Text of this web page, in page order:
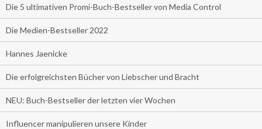
Die 5 ultimativen Promi-Buch-Bestseller von Media Control
Die Medien-Bestseller 2022
Hannes Jaenicke
Die erfolgreichsten Bücher von Liebscher und Bracht
NEU: Buch-Bestseller der letzten vier Wochen
Influencer manipulieren unsere Kinder